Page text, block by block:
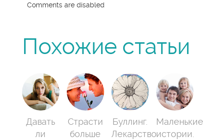
Comments are disabled
Похожие статьи
Давать
ли
Страсти
больше
Буллинг.
Лекарство
Маленькие
истории.